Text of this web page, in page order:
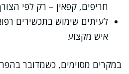
חריפים, קפאין – רק לפי
לעיתים שימוש בתכשירים
איש מקצוע
במקרים מסוימים, כשמדובר